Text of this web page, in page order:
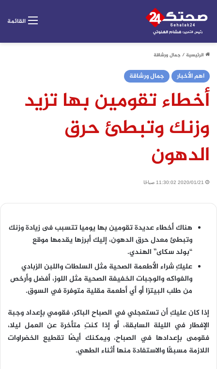
القائمة
الرئيسية/جمال ورشاقة
اهم الأخبار جمال ورشاقة
أخطاء تقومين بها تزيد
وزنك وتبطئ حرق
الدهون
2020/01/21 11:30:02 صباحًا
هناك أخطاء عديدة تقومين بها يوميا تتسبب فى زيادة وزنك
وتبطئ معدل حرق الدهون، إليك أبرزها يقدمها موقع
“بولد سكاى” الهندي.
عليكِ شراء الأطعمة الصحية مثل السلطات واللبن الزبادي
والفواكه والوجبات الخفيفة الصحية مثل اللوز، أفضل وأرخص
من طلب البيتزا أو أي أطعمة مقلية متوفرة في السوق.
إذا كان عليكِ أن تستعجلي في الصباح الباكر، فقومي بإعداد وجبة
الإفطار في الليلة السابقة، أو إذا كنتِ متأخرة عن العمل ليلا،
فقومى بإعدادها في الصباح، ويمكنك أيضًا تقطيع الخضراوات
اللازمة مسبقًا والاستفادة منها أثناء الطهي.